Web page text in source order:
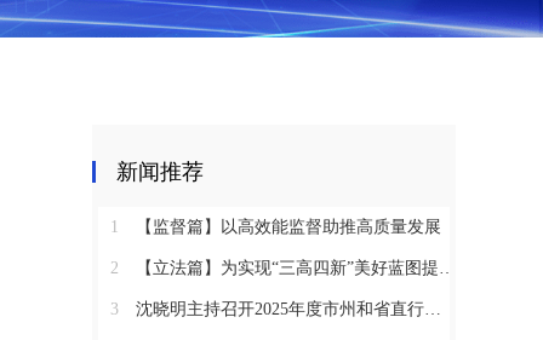
新闻推荐
1 【监督篇】以高效能监督助推高质量发展
2 【立法篇】为实现“三高四新”美好蓝图提供坚实法治保障
3 沈晓明主持召开2025年度市州和省直行业系统党（工）委书记抓基层党建工作述职评议会议